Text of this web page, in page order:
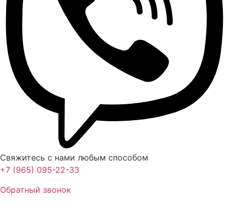
Свяжитесь с нами любым способом
+7 (965) 095-22-33
Обратный звонок